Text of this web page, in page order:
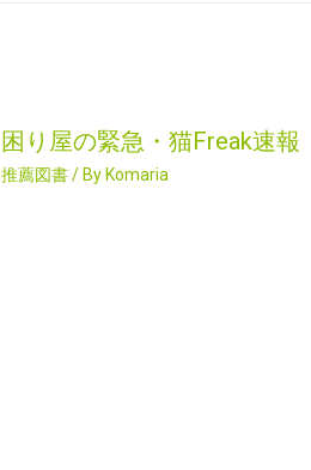
困り屋の緊急・猫Freak速報
推薦図書/ By Komaria